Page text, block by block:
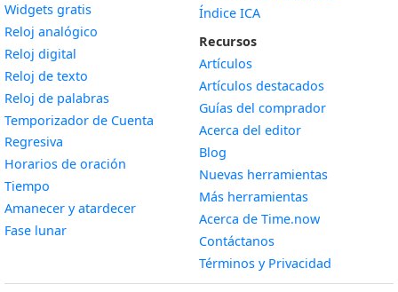
Widgets gratis
Reloj analógico
Reloj digital
Reloj de texto
Reloj de palabras
Temporizador de Cuenta
Regresiva
Horarios de oración
Tiempo
Amanecer y atardecerWidget
Fase lunarWidget
Índice ICA
Recursos
Artículos
Artículos destacados
Guías del comprador
Acerca del editor
Blog
Nuevas herramientas
Más herramientas
Acerca de Time.now
Contáctanos
Términos y Privacidad